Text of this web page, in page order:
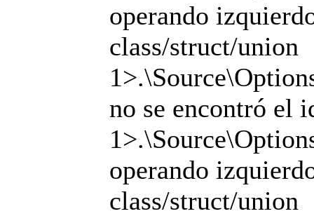
operando
class/struct/union
no se encontró el
operando
class/struct/union